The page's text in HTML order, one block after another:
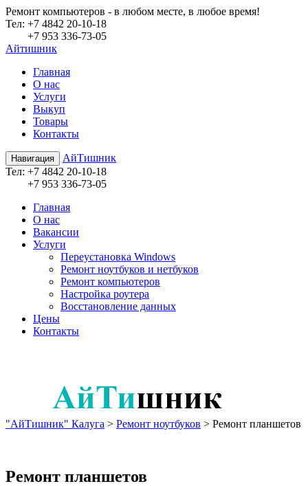
Ремонт компьютеров - в любом месте, в любое время!
Teл: +7 4842 20-10-18
+7 953 336-73-05
Айтишник
Главная
О нас
Услуги
Выкуп
Товары
Контакты
Навигация
АйТишник
Teл: +7 4842 20-10-18
+7 953 336-73-05
Главная
О нас
Вакансии
Услуги
Переустановка Windows
Ремонт ноутбуков и нетбуков
Ремонт компьютеров
Настройка роутера
Восстановление данных
Цены
Контакты
"АйТишник" Калуга > Ремонт ноутбуков > Ремонт планшетов
Ремонт планшетов